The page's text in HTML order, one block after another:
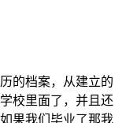
的档案，从建立的
校里面了，并且还
果我们毕业了那我